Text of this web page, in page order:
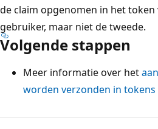
de claim opgenomen in het
gebruiker, maar niet de tweede.
Volgende stappen
Meer informatie over het
worden verzonden in